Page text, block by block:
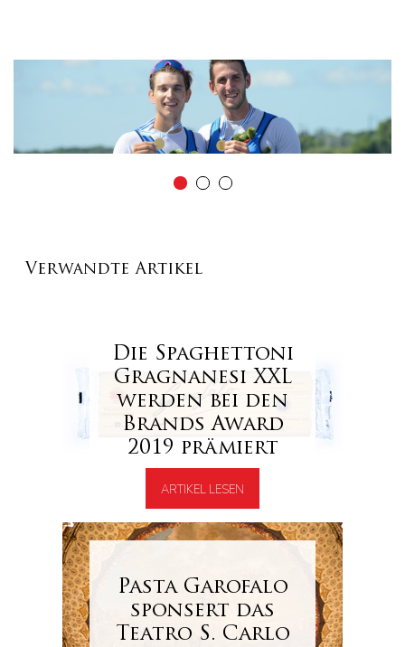
Verwandte Artikel
Die Spaghettoni
Gragnanesi XXL
werden bei den
Brands Award
2019 prämiert
ARTIKEL LESEN
Pasta Garofalo
sponsert das
Teatro S. Carlo